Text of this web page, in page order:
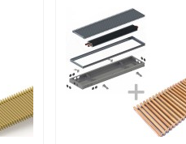
Конвектор
ITT.080.200.4300 с
GRILL.SGA-20-